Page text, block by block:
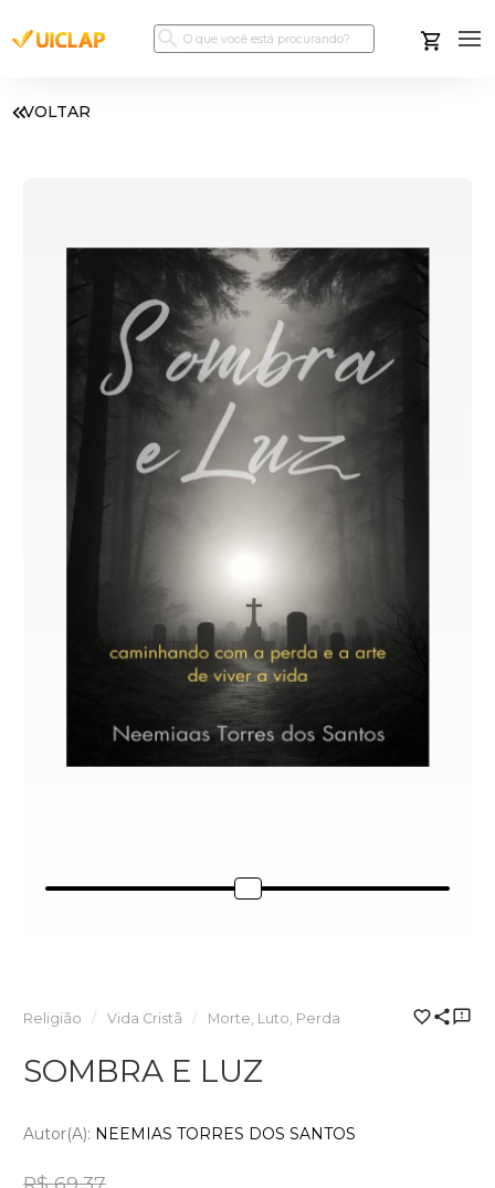
VOLTAR
Religião Vida Cristã Morte, Luto, Perda
SOMBRA E LUZ
Autor(a): NEEMIAS TORRES DOS SANTOS
R$ 69,37